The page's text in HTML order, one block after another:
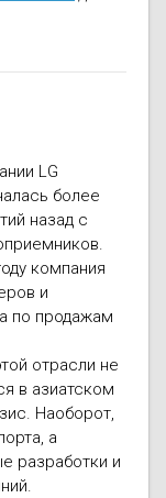
LG
более
назад с
компания
и
по продажам
отрасли не
в азиатском
Наоборот,
а
разработки и